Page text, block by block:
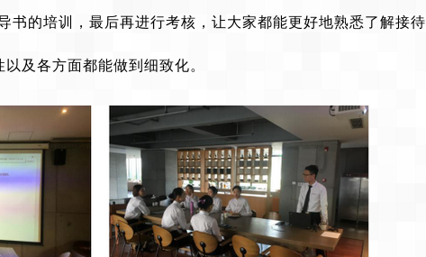
书的培训，最后再进行考核，让大家都能更好地熟悉了解接待
及各方面都能做到细致化。